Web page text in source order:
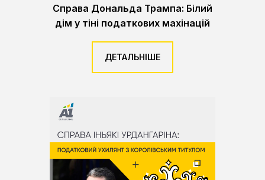
Справа Дональда Трампа: Білий
дім у тіні податкових махінацій
ДЕТАЛЬНІШЕ